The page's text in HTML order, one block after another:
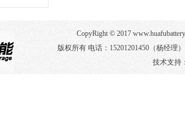
CopyRight © 2017
版权所有 电话：15201201450（杨经
技术支持